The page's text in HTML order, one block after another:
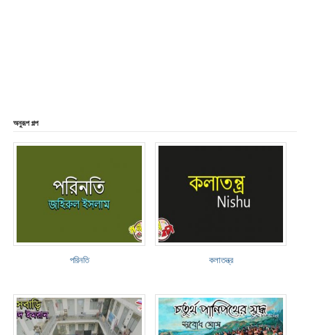
অনুরূপ গল্প
পরিনতি কলাতন্ত্র